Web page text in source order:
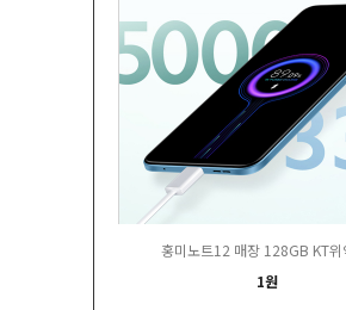
홍미노트12 매장 128GB KT위
1원